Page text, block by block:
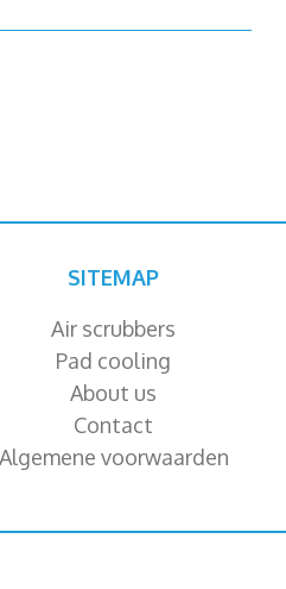
SITEMAP
Air scrubbers
Pad cooling
About us
Contact
Algemene voorwaarden